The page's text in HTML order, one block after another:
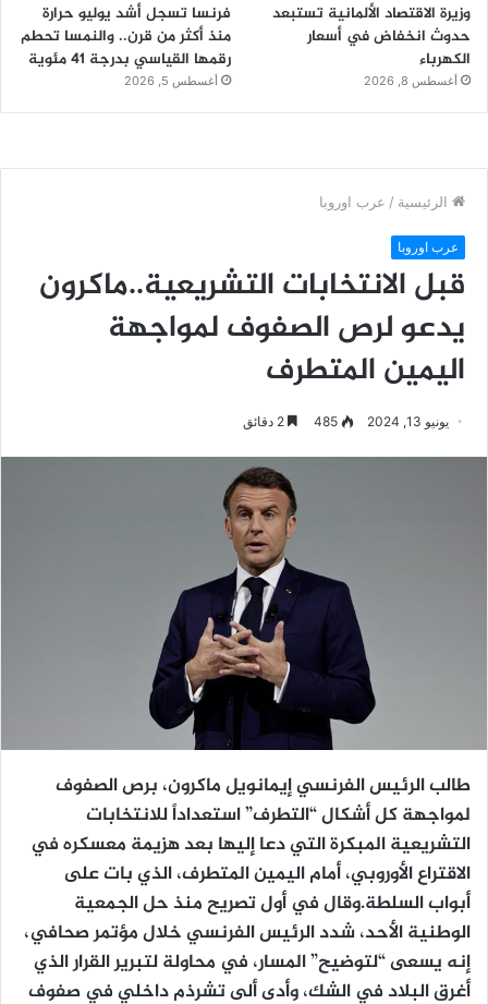
وزيرة الاقتصاد الألمانية تستبعد
حدوث انخفاض في أسعار
الكهرباء
أغسطس 8, 2026
فرنسا تسجل أشد يوليو حرارة
منذ أكثر من قرن.. والنمسا تحطم
رقمها القياسي بدرجة 41 مئوية
أغسطس 5, 2026